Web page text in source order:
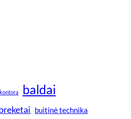
baldai
buitinė technika